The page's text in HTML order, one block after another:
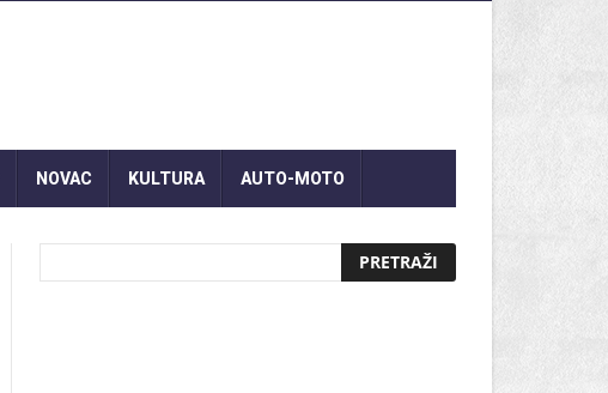
NOVAC KULTURA AUTO-MOTO